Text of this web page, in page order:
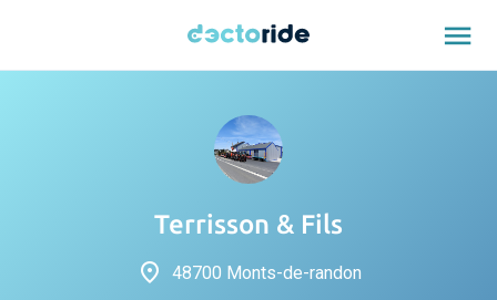
menu
Terrisson & Fils
place 48700 Monts-de-randon